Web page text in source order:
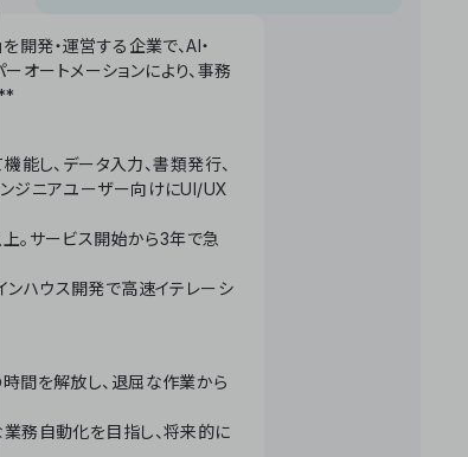
開発・運営する企業で、AI・
オートメーションにより、事務
能し、データ入力、書類発行、
ンジニアユーザー向けにUI/UX
サービス開始から3年で急
ンハウス開発で高速イテレーシ
間を解放し、退屈な作業から
務自動化を目指し、将来的に